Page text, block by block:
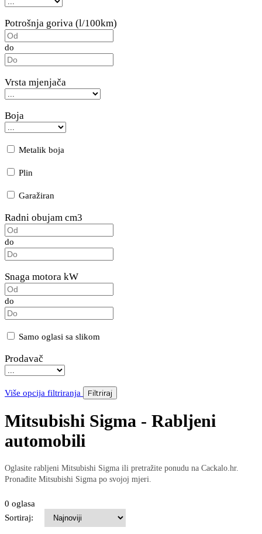
Potrošnja goriva (l/100km)
do
Vrsta mjenjača
Boja
Metalik boja
Plin
Garažiran
Radni obujam cm3
do
Snaga motora kW
do
Samo oglasi sa slikom
Prodavač
Više opcija filtriranja Filtriraj
Mitsubishi Sigma - Rabljeni
automobili
Oglasite rabljeni Mitsubishi Sigma ili pretražite ponudu na Cackalo.hr.
Pronađite Mitsubishi Sigma po svojoj mjeri.
0 oglasa
Sortiraj: